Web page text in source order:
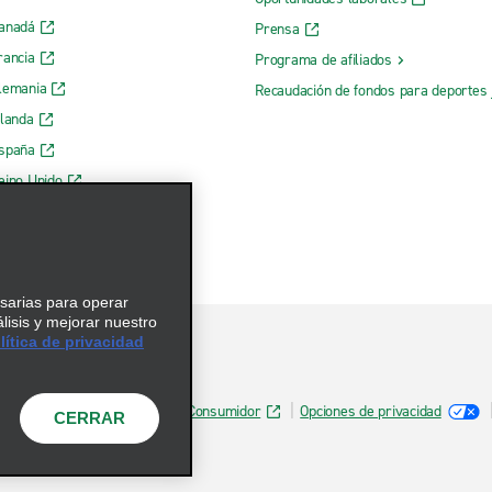
Unido
Prensa
Programa de afiliados
Recaudación de fondos para
Información de Salud del Consumidor Opciones de privacidad
para operar
y mejorar nuestro
de privacidad
CERRAR